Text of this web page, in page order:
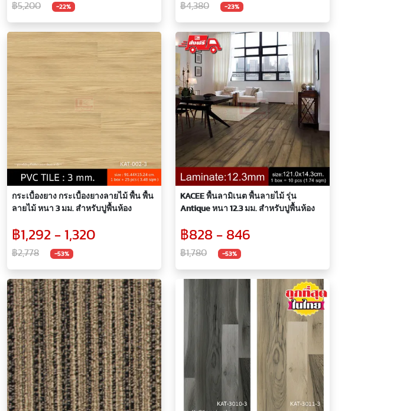
฿5,200 -22% ฿4,380 -23%
กระเบื้องยาง กระเบื้องยางลายไม้ พื้น พื้น
ลายไม้ หนา 3 มม. สำหรับปูพื้นห้อง
฿1,292 - 1,320
฿2,778 -53%
KACEE พื้นลามิเนต พื้นลายไม้ รุ่น
Antique หนา 12.3 มม. สำหรับปูพื้นห้อง
฿828 - 846
฿1,780 -53%